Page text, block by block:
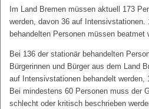
Im Land Bremen müssen aktuell 173
werden, davon 36 auf
behandelten Personen müssen beatmet
Bei 136 der stationär behandelten
Bürgerinnen und Bürger aus dem Land
auf Intensivstationen behandelt werden,
Bei mindestens 60 Personen muss der
schlecht oder kritisch beschrieben